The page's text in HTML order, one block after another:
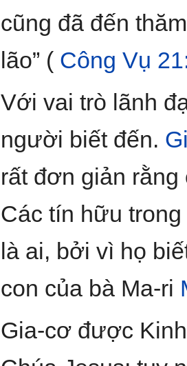
cũng đã đến
lão” ( Công Vụ
Với vai trò lãnh
người biết đến.
rất đơn giản rằng
Các tín hữu
là ai, bởi vì họ
con của bà Ma-ri
Gia-cơ được